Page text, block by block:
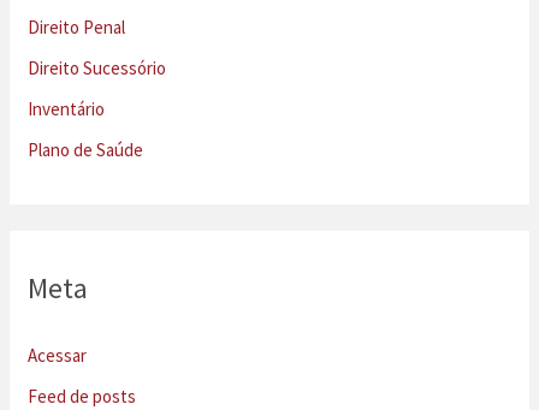
Direito Penal
Direito Sucessório
Inventário
Plano de Saúde
Meta
Acessar
Feed de posts